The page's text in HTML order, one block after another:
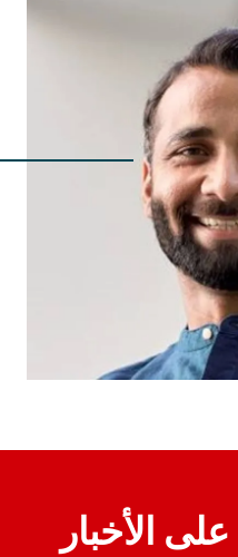
الأخبار